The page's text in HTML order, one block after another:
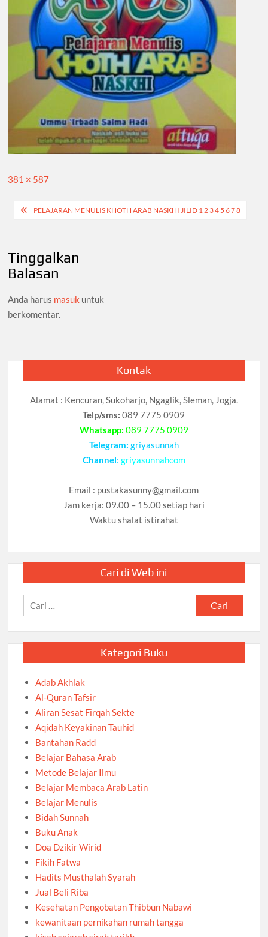
Full
381 × 587
Navigasi
PELAJARAN MENULIS KHOTH ARAB NASKHI JILID 1 2 3 4 5 6 7 8
Tinggalkan
Balasan
Anda harus masuk untuk
berkomentar.
Kontak
Alamat : Kencuran, Sukoharjo, Ngaglik, Sleman, Jogja.
Telp/sms: 089 7775 0909
Whatsapp: 089 7775 0909
Telegram: griyasunnah
Channel: griyasunnahcom
Email : pustakasunny@gmail.com
Jam kerja: 09.00 – 15.00 setiap hari
Waktu shalat istirahat
Cari di Web ini
Cari
untuk:
Kategori Buku
Adab Akhlak
Al-Quran Tafsir
Aliran Sesat Firqah Sekte
Aqidah Keyakinan Tauhid
Bantahan Radd
Belajar Bahasa Arab
Metode Belajar Ilmu
Belajar Membaca Arab Latin
Belajar Menulis
Bidah Sunnah
Buku Anak
Doa Dzikir Wirid
Fikih Fatwa
Hadits Musthalah Syarah
Jual Beli Riba
Kesehatan Pengobatan Thibbun Nabawi
kewanitaan pernikahan rumah tangga